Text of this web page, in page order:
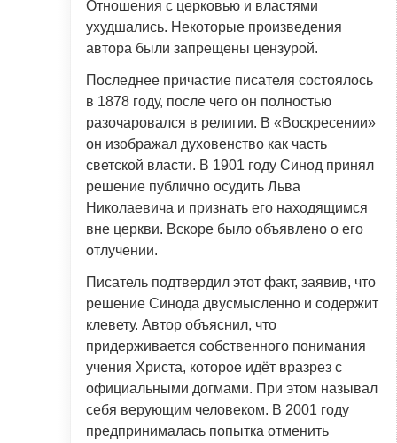
Отношения с церковью и властями
ухудшались. Некоторые произведения
автора были запрещены цензурой.
Последнее причастие писателя состоялось
в 1878 году, после чего он полностью
разочаровался в религии. В «Воскресении»
он изображал духовенство как часть
светской власти. В 1901 году Синод принял
решение публично осудить Льва
Николаевича и признать его находящимся
вне церкви. Вскоре было объявлено о его
отлучении.
Писатель подтвердил этот факт, заявив, что
решение Синода двусмысленно и содержит
клевету. Автор объяснил, что
придерживается собственного понимания
учения Христа, которое идёт вразрез с
официальными догмами. При этом называл
себя верующим человеком. В 2001 году
предпринималась попытка отменить